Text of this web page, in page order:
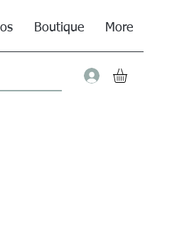
Boutique More
Connexion